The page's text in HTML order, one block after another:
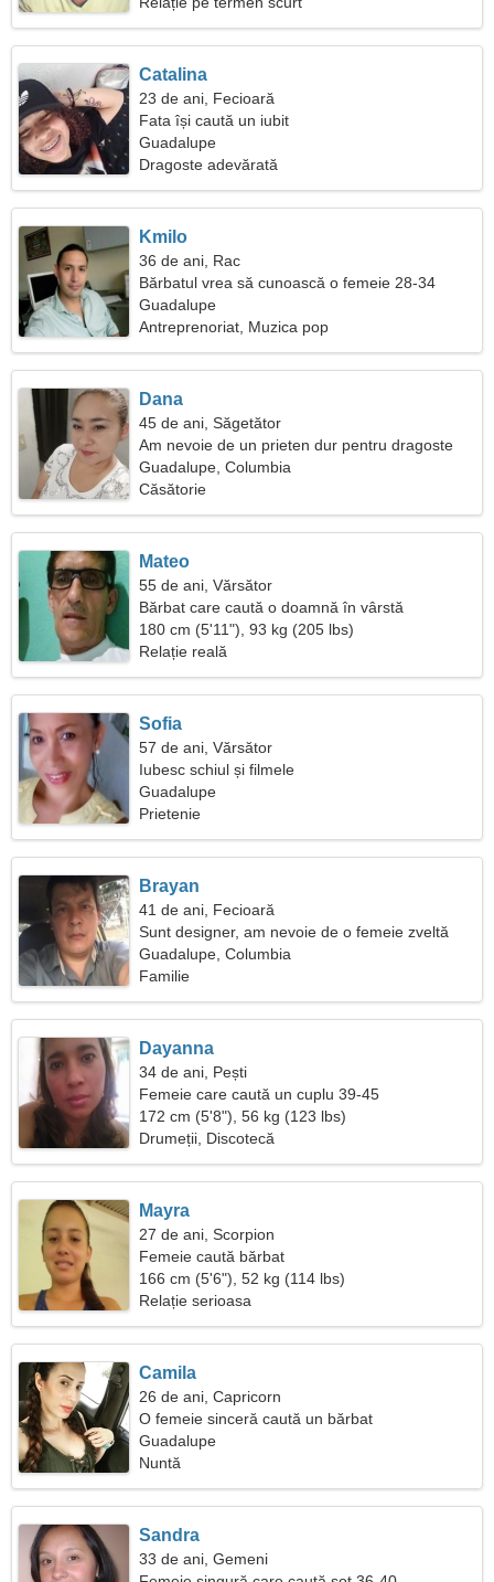
Catalina
23 de ani, Fecioară
Fata își caută un iubit
Guadalupe
Dragoste adevărată
Kmilo
36 de ani, Rac
Bărbatul vrea să cunoască o femeie 28-34
Guadalupe
Antreprenoriat, Muzica pop
Dana
45 de ani, Săgetător
Am nevoie de un prieten dur pentru dragoste
Guadalupe, Columbia
Căsătorie
Mateo
55 de ani, Vărsător
Bărbat care caută o doamnă în vârstă
180 cm (5'11"), 93 kg (205 lbs)
Relație reală
Sofia
57 de ani, Vărsător
Iubesc schiul și filmele
Guadalupe
Prietenie
Brayan
41 de ani, Fecioară
Sunt designer, am nevoie de o femeie zveltă
Guadalupe, Columbia
Familie
Dayanna
34 de ani, Pești
Femeie care caută un cuplu 39-45
172 cm (5'8"), 56 kg (123 lbs)
Drumeții, Discotecă
Mayra
27 de ani, Scorpion
Femeie caută bărbat
166 cm (5'6"), 52 kg (114 lbs)
Relație serioasa
Camila
26 de ani, Capricorn
O femeie sinceră caută un bărbat
Guadalupe
Nuntă
Sandra
33 de ani, Gemeni